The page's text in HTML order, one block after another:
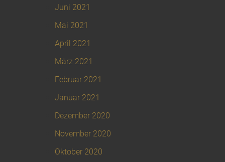
Juni 2021
Mai 2021
April 2021
März 2021
Februar 2021
Januar 2021
Dezember 2020
November 2020
Oktober 2020